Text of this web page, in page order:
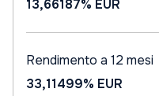
13,66187% EUR
Rendimento a 12 mesi
33,11499% EUR